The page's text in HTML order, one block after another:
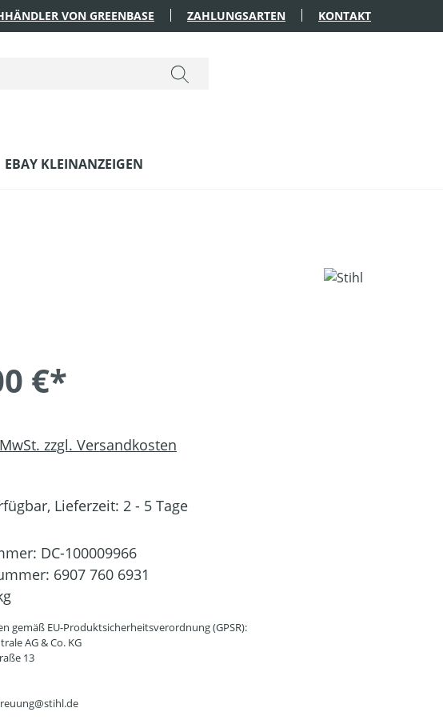
VON GREENBASE ZAHLUNGSARTEN KONTAKT
EBAY KLEINANZEIGEN
€*
zzgl. Versandkosten
Lieferzeit: 2 - 5 Tage
DC-100009966
6907 760 6931
gemäß EU-Produktsicherheitsverordnung (GPSR):
AG & Co. KG
13